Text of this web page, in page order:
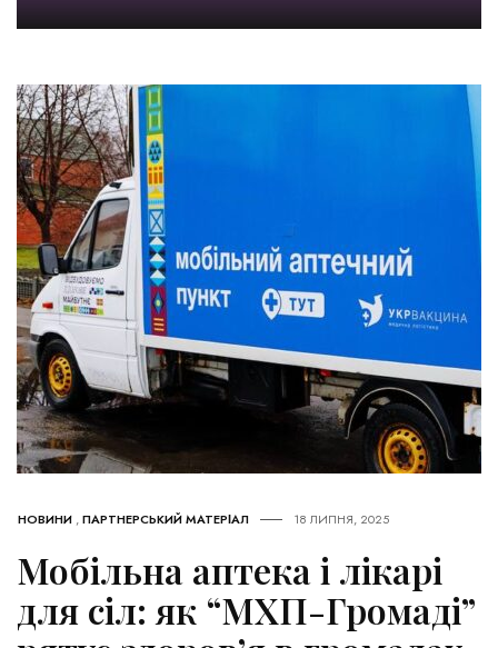
НОВИНИ ,ПАРТНЕРСЬКИЙ МАТЕРІАЛ 18 ЛИПНЯ, 2025
Мобільна аптека і лікарі
для сіл: як “МХП-Громаді”